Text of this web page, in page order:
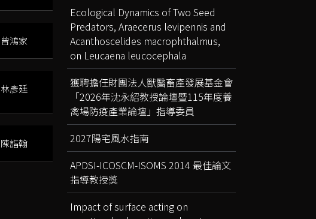
曾鴻家
林彥廷
陳詣翰
Ecological Dynamics of Two Seed
Predators, Araecerus levipennis and
Acanthoscelides macrophthalmus,
on Leucaena leucocephala
獲聘擔任財團法人獸醫畜產發展基金會
「2026年沈永紹教授論壇暨115年度養
禽場防疫產業論壇」指導委員
2027陽宅風水指南
APDSI-ICOSCM-ISOMS 2014 最佳論文
指導教授獎
Impact of surface acting on